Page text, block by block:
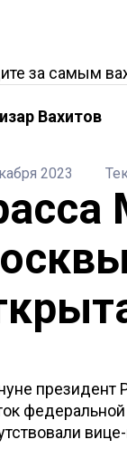
за самым
Вахитов
2023
президент